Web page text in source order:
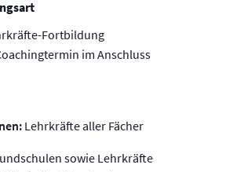
Fortbildung
im Anschluss
Lehrkräfte aller Fächer
sowie Lehrkräfte